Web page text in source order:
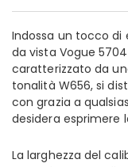
Indossa un tocco di
da vista Vogue
caratterizzato da
tonalità W656, si
con grazia a
desidera esprimere
La larghezza del